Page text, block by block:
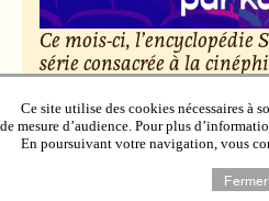
Ce mois-ci, l’encyclopédie
série consacrée à la
Josse. Des salles obscures
découvrez cent nuances
Le 6 février 2026, par Raphaël
Lire
Ce site utilise des cookies nécessaires à
de mesure d’audience. Pour plus
En poursuivant votre navigation, vous
Fermer